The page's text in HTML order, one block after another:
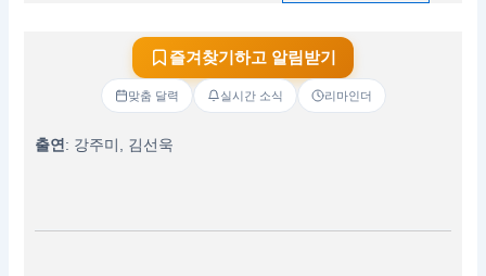
즐겨찾기하고 알림받기
맞춤 달력 실시간 소식 리마인더
출연 : 강주미, 김선욱